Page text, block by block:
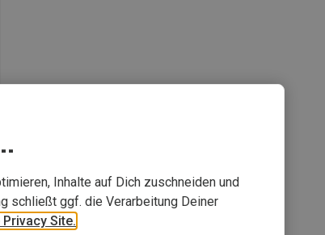
Inhalte auf Dich zuschneiden und
schließt ggf. die Verarbeitung Deiner
Site.